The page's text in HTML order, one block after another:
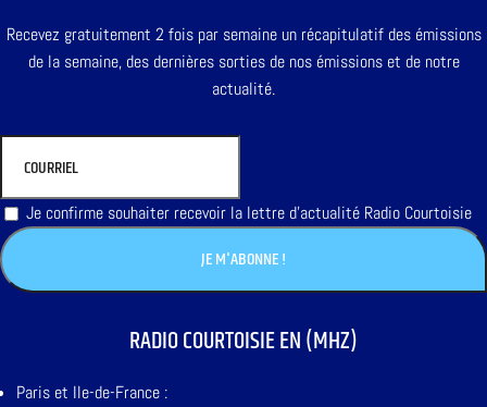
Recevez gratuitement 2 fois par semaine un récapitulatif des émissions
de la semaine, des dernières sorties de nos émissions et de notre
actualité.
Je confirme souhaiter recevoir la lettre d'actualité Radio Courtoisie
RADIO COURTOISIE EN (MHZ)
Paris et Ile-de-France :